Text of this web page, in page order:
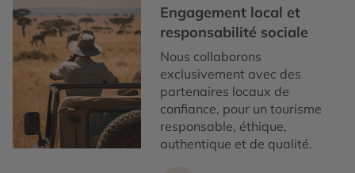
Engagement local et
responsabilité sociale
Nous collaborons
exclusivement avec des
partenaires locaux de
confiance, pour un tourisme
responsable, éthique,
authentique et de qualité.